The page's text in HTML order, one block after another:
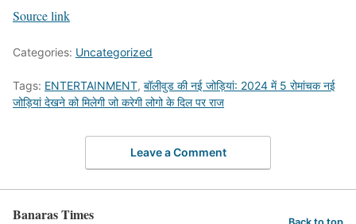
Source link
Categories: Uncategorized
Tags: ENTERTAINMENT, बॉलीवुड की नई जोड़ियां: 2024 में 5 रोमांचक नई
जोड़ियां देखने को मिलेगी जो करेगी लोगो के दिल पर राज
Leave a Comment
Banaras Times